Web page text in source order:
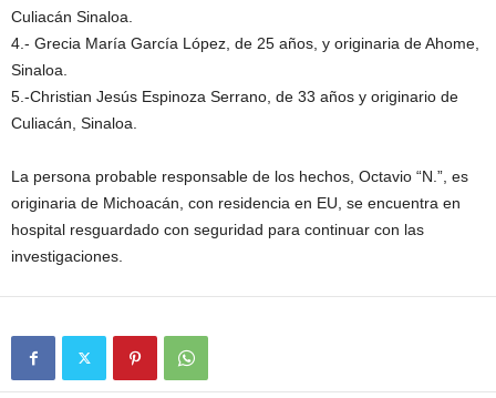
Culiacán Sinaloa.
4.- Grecia María García López, de 25 años, y originaria de Ahome,
Sinaloa.
5.-Christian Jesús Espinoza Serrano, de 33 años y originario de
Culiacán, Sinaloa.
La persona probable responsable de los hechos, Octavio “N.”, es
originaria de Michoacán, con residencia en EU, se encuentra en
hospital resguardado con seguridad para continuar con las
investigaciones.